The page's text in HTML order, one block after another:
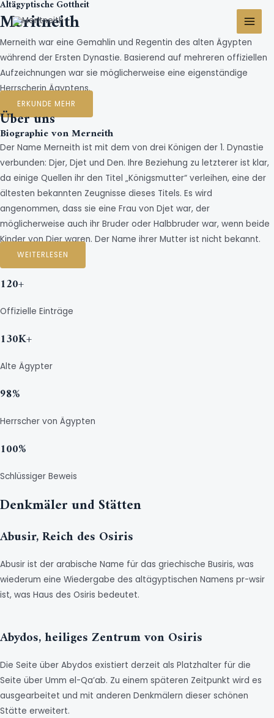
Skip
to
content
Altägyptische Gottheit
Meritneith
Merneith war eine Gemahlin und Regentin des alten Ägypten
während der Ersten Dynastie. Basierend auf mehreren offiziellen
Aufzeichnungen war sie möglicherweise eine eigenständige
Herrscherin Ägyptens.
ERKUNDE MEHR
Über uns
Biographie von Merneith
Der Name Merneith ist mit dem von drei Königen der 1. Dynastie
verbunden: Djer, Djet und Den. Ihre Beziehung zu letzterer ist klar,
da einige Quellen ihr den Titel „Königsmutter“ verleihen, eine der
ältesten bekannten Zeugnisse dieses Titels. Es wird
angenommen, dass sie eine Frau von Djet war, der
möglicherweise auch ihr Bruder oder Halbbruder war, wenn beide
Kinder von Djer waren. Der Name ihrer Mutter ist nicht bekannt.
WEITERLESEN
120+
Offizielle Einträge
130K+
Alte Ägypter
98%
Herrscher von Ägypten
100%
Schlüssiger Beweis
Denkmäler und Stätten
Abusir, Reich des Osiris
Abusir ist der arabische Name für das griechische Busiris, was
wiederum eine Wiedergabe des altägyptischen Namens pr-wsir
ist, was Haus des Osiris bedeutet.
Abydos, heiliges Zentrum von Osiris
Die Seite über Abydos existiert derzeit als Platzhalter für die
Seite über Umm el-Qa’ab. Zu einem späteren Zeitpunkt wird es
ausgearbeitet und mit anderen Denkmälern dieser schönen
Stätte erweitert.